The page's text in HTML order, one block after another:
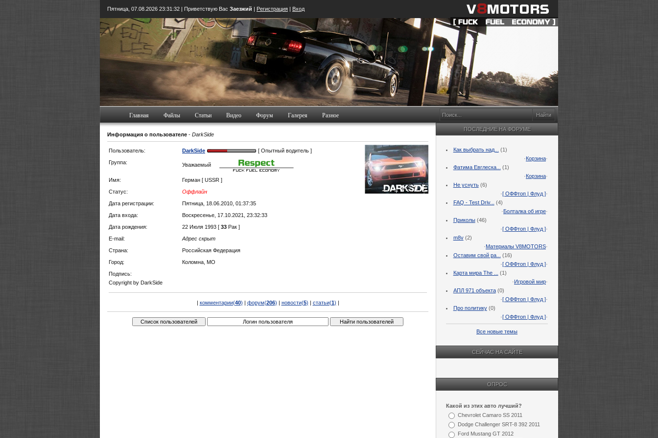
Пятница, 07.08.2026 23:31:32 | Приветствую Вас Заезжий | Регистрация | Вход
Главная Файлы Статьи Видео Форум Галерея Разное
Информация о пользователе - DarkSide
Пользователь: DarkSide
[ Опытный водитель ]
Группа:
Уважаемый
Имя:
Герман [ USSR ]
Статус:
Оффлайн
Дата регистрации:
Пятница, 18.06.2010, 01:37:35
Дата входа:
Воскресенье, 17.10.2021, 23:32:33
Дата рождения:
22 Июля 1993 [ 33 Рак ]
E-mail:
Адрес скрыт
Страна:
Российская Федерация
Город:
Коломна, МО
Подпись:
Copyright by DarkSide
комментарии(40) форум(206) новости(5) статьи(1)
ПОСЛЕДНИЕ НА ФОРУМЕ
Как выбрать над...
(1)
·Корзина·
Фатима Евглеска...
(1)
·Корзина·
Не уснуть (6)
·[ ОФФтоп | Флуд ]·
FAQ - Test Driv...
(4)
·Болталка об игре·
Приколы (46)
·[ ОФФтоп | Флуд ]·
m8v (2)
·Материалы V8MOTORS·
Оставим свой ра...
(16)
·[ ОФФтоп | Флуд ]·
Карта мира The ...
(1)
·Игровой мир·
АПЛ 971 объекта (0)
·[ ОФФтоп | Флуд ]·
Про политику (0)
·[ ОФФтоп | Флуд ]·
Все новые темы
СЕЙЧАС НА САЙТЕ
ОПРОС
Какой из этих авто лучший?
Chevrolet Camaro SS 2011
Dodge Challenger SRT-8 392 2011
Ford Mustang GT 2012